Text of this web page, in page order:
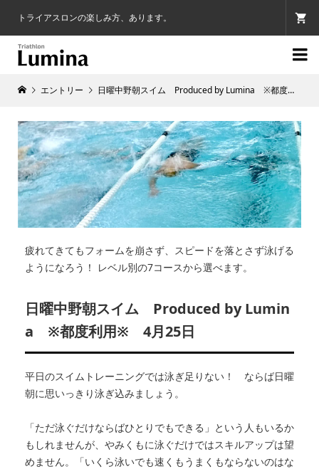
トライアスロンの楽しみ方、あります。

エントリー 日曜中野朝スイム Produced by Lumina ※都度利用※ 4月25日
疲れてきてもフォームを崩さず、スピードを落とさず泳げる
ようになろう！ レベル別の7コースから選べます。
日曜中野朝スイム Produced by Lumin
a ※都度利用※ 4月25日
平日のスイムトレーニングでは泳ぎ足りない！ ならば日曜
朝に思いっきり泳ぎ込みましょう。
「ただ泳ぐだけならばひとりでもできる」という人もいるか
もしれませんが、やみくもに泳ぐだけではスキルアップは望
めません。「いくら泳いでも速くもうまくもならないのはな